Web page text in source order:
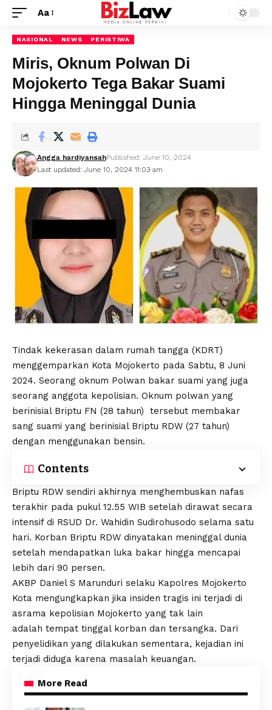
Aa
NASIONAL NEWS PERISTIWA
Miris, Oknum Polwan Di
Mojokerto Tega Bakar Suami
Hingga Meninggal Dunia
Last updated: June 10, 2024 11:03 am
Angga hardiyansahPublished: June 10, 2024
Tindak kekerasan dalam rumah tangga (KDRT)
menggemparkan Kota Mojokerto pada Sabtu, 8 Juni
2024. Seorang oknum Polwan bakar suami yang juga
seorang anggota kepolisian. Oknum polwan yang
berinisial Briptu FN (28 tahun) tersebut membakar
sang suami yang berinisial Briptu RDW (27 tahun)
dengan menggunakan bensin.
Contents
Briptu RDW sendiri akhirnya menghembuskan nafas
terakhir pada pukul 12.55 WIB setelah dirawat secara
intensif di RSUD Dr. Wahidin Sudirohusodo selama satu
hari. Korban Briptu RDW dinyatakan meninggal dunia
setelah mendapatkan luka bakar hingga mencapai
lebih dari 90 persen.
AKBP Daniel S Marunduri selaku Kapolres Mojokerto
Kota mengungkapkan jika insiden tragis ini terjadi di
asrama kepolisian Mojokerto yang tak lain
adalah tempat tinggal korban dan tersangka. Dari
penyelidikan yang dilakukan sementara, kejadian ini
terjadi diduga karena masalah keuangan.
More Read